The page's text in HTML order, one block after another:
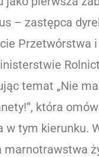
– zastępca
Przetwórstwa i
temat „Nie
która
w tym kierunku.
marnotrawstwa